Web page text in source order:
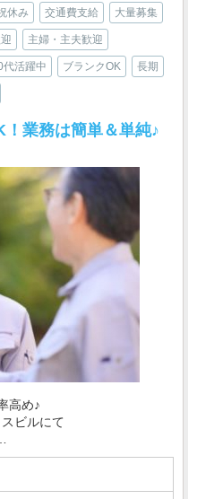
休み 交通費支給 大量募集
主婦・主夫歓迎
代活躍中 ブランクOK 長期
！業務は簡単＆単純♪
高め♪
ビルにて
働ける環境です◎